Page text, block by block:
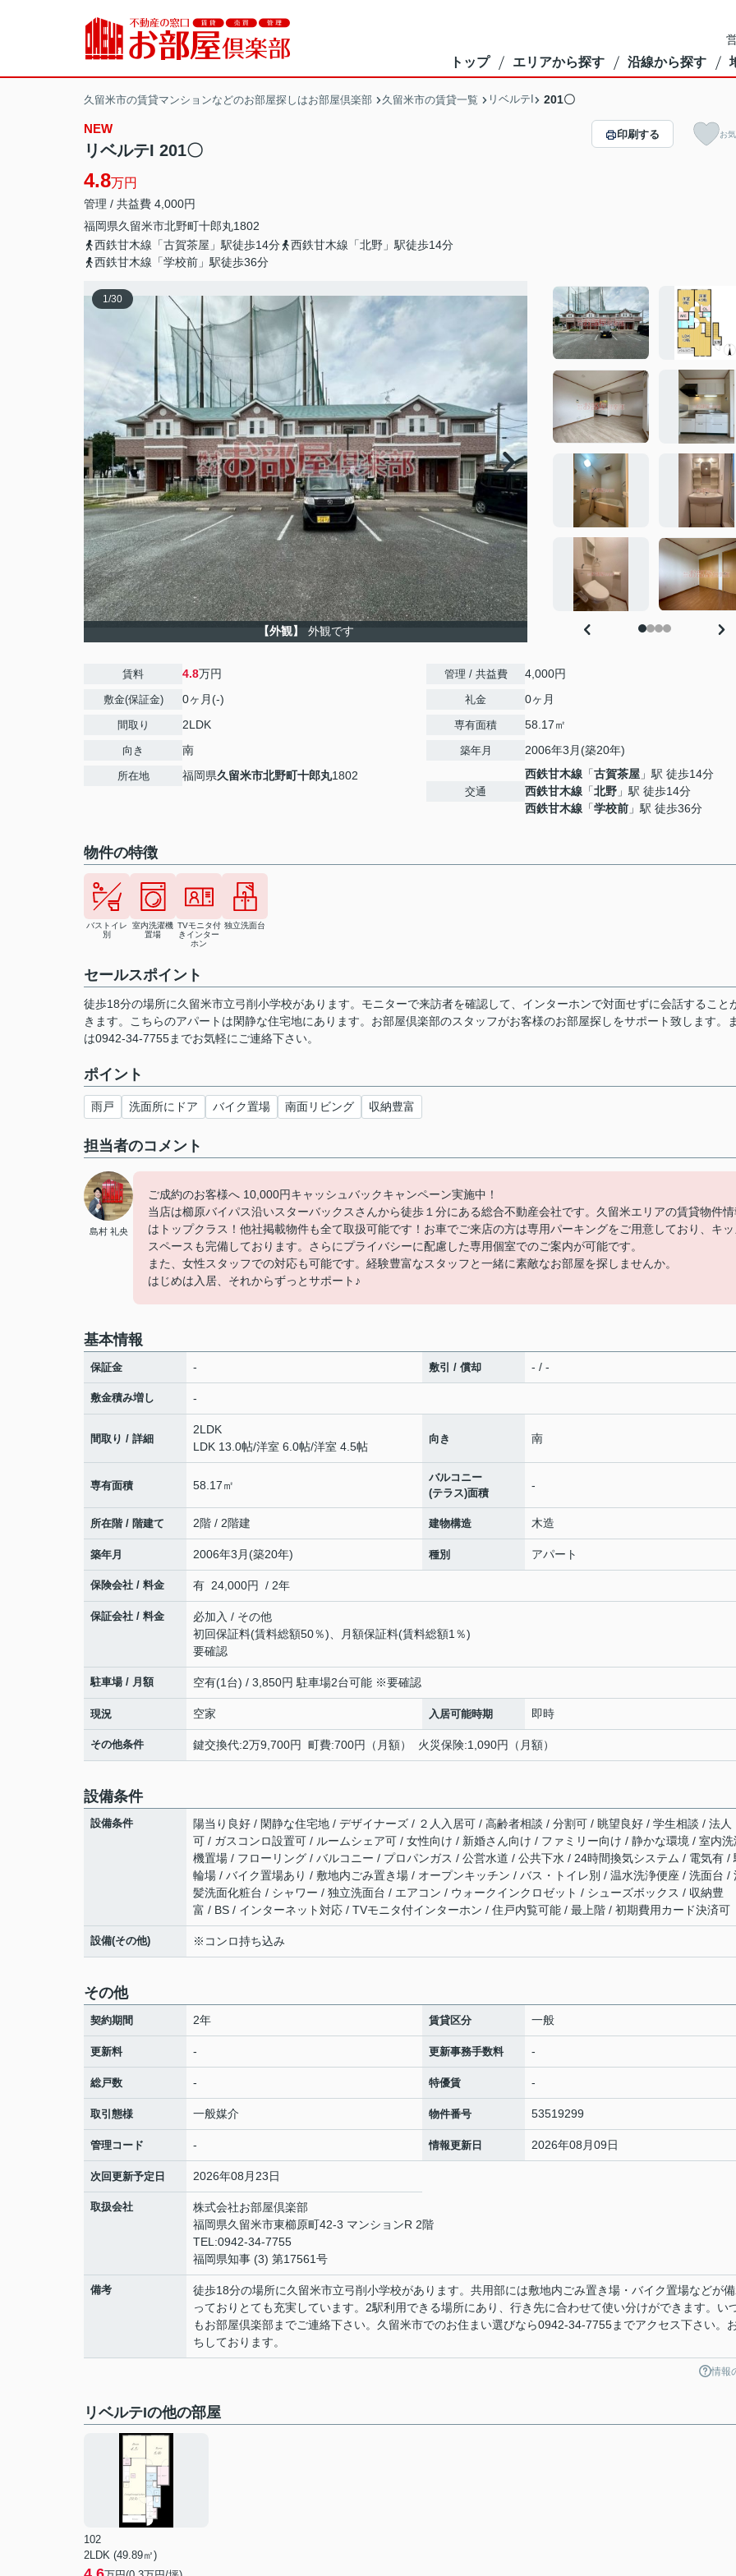
トップ エリアから探す 沿線から探す
久留米市の賃貸マンションなどのお部屋探しはお部屋倶楽部 久留米市の賃貸一覧 リベルテI 201〇
NEW
リベルテI 201〇
4.8万円
管理 / 共益費 4,000円
福岡県久留米市北野町十郎丸1802
西鉄甘木線「古賀茶屋」駅徒歩14分
西鉄甘木線「北野」駅徒歩14分
西鉄甘木線「学校前」駅徒歩36分
印刷する お
1/30
【外観】 外観です
賃料 4.8万円
敷金(保証金) 0ヶ月(-)
間取り 2LDK
向き 南
所在地 福岡県久留米市北野町十郎丸1802
管理 / 共益費 4,000円
礼金 0ヶ月
専有面積 58.17㎡
築年月 2006年3月(築20年)
交通
西鉄甘木線 「古賀茶屋 」駅 徒歩14分
西鉄甘木線 「北野 」駅 徒歩14分
西鉄甘木線 「学校前 」駅 徒歩36分
物件の特徴
バストイレ
別
室内洗濯機
置場
TVモニタ付
きインター
ホン
独立洗面台
セールスポイント
徒歩18分の場所に久留米市立弓削小学校があります。モニターで来訪者を確認して、インターホンで対面せずに会話すること
きます。こちらのアパートは閑静な住宅地にあります。お部屋倶楽部のスタッフがお客様のお部屋探しをサポート致します。
は0942-34-7755までお気軽にご連絡下さい。
ポイント
雨戸 洗面所にドア バイク置場 南面リビング 収納豊富
担当者のコメント
島村 礼央
ご成約のお客様へ 10,000円キャッシュバックキャンペーン実施中！
当店は櫛原バイパス沿いスターバックスさんから徒歩１分にある総合不動産会社です。久留米エリアの賃貸物件
はトップクラス！他社掲載物件も全て取扱可能です！お車でご来店の方は専用パーキングをご用意しており、キ
スペースも完備しております。さらにプライバシーに配慮した専用個室でのご案内が可能です。
また、女性スタッフでの対応も可能です。経験豊富なスタッフと一緒に素敵なお部屋を探しませんか。
はじめは入居、それからずっとサポート♪
基本情報
保証金 - 敷引 / 償却 - / -
敷金積み増し -
間取り / 詳細
2LDK
LDK 13.0帖/洋室 6.0帖/洋室 4.5帖
向き 南
専有面積 58.17㎡
バルコニー
(テラス)面積
-
所在階 / 階建て 2階 / 2階建 建物構造 木造
築年月 2006年3月(築20年) 種別 アパート
保険会社 / 料金 有 24,000円 / 2年
保証会社 / 料金
必加入 / その他
初回保証料(賃料総額50％)、月額保証料(賃料総額1％)
要確認
駐車場 / 月額 空有(1台) / 3,850円 駐車場2台可能 ※要確認
現況 空家 入居可能時期 即時
その他条件 鍵交換代:2万9,700円 町費:700円（月額） 火災保険:1,090円（月額）
設備条件
設備条件
陽当り良好 / 閑静な住宅地 / デザイナーズ / ２人入居可 / 高齢者相談 / 分割可 / 眺望良好 / 学生相談 / 法人
可 / ガスコンロ設置可 / ルームシェア可 / 女性向け / 新婚さん向け / ファミリー向け / 静かな環境 / 室内洗
機置場 / フローリング / バルコニー / プロパンガス / 公営水道 / 公共下水 / 24時間換気システム / 電気有 /
輪場 / バイク置場あり / 敷地内ごみ置き場 / オープンキッチン / バス・トイレ別 / 温水洗浄便座 / 洗面台 /
髪洗面化粧台 / シャワー / 独立洗面台 / エアコン / ウォークインクロゼット / シューズボックス / 収納豊
富 / BS / インターネット対応 / TVモニタ付インターホン / 住戸内覧可能 / 最上階 / 初期費用カード決済可
設備(その他) ※コンロ持ち込み
その他
契約期間 2年 賃貸区分 一般
更新料 - 更新事務手数料 -
総戸数 - 特優賃 -
取引態様 一般媒介 物件番号 53519299
管理コード - 情報更新日 2026年08月09日
次回更新予定日 2026年08月23日
取扱会社
株式会社お部屋倶楽部
福岡県久留米市東櫛原町42-3 マンションR 2階
TEL:0942-34-7755
福岡県知事 (3) 第17561号
備考
徒歩18分の場所に久留米市立弓削小学校があります。共用部には敷地内ごみ置き場・バイク置場などが
っておりとても充実しています。2駅利用できる場所にあり、行き先に合わせて使い分けができます。い
もお部屋倶楽部までご連絡下さい。久留米市でのお住まい選びなら0942-34-7755までアクセス下さい。
ちしております。
情報
リベルテIの他の部屋
102
2LDK (49.89㎡)